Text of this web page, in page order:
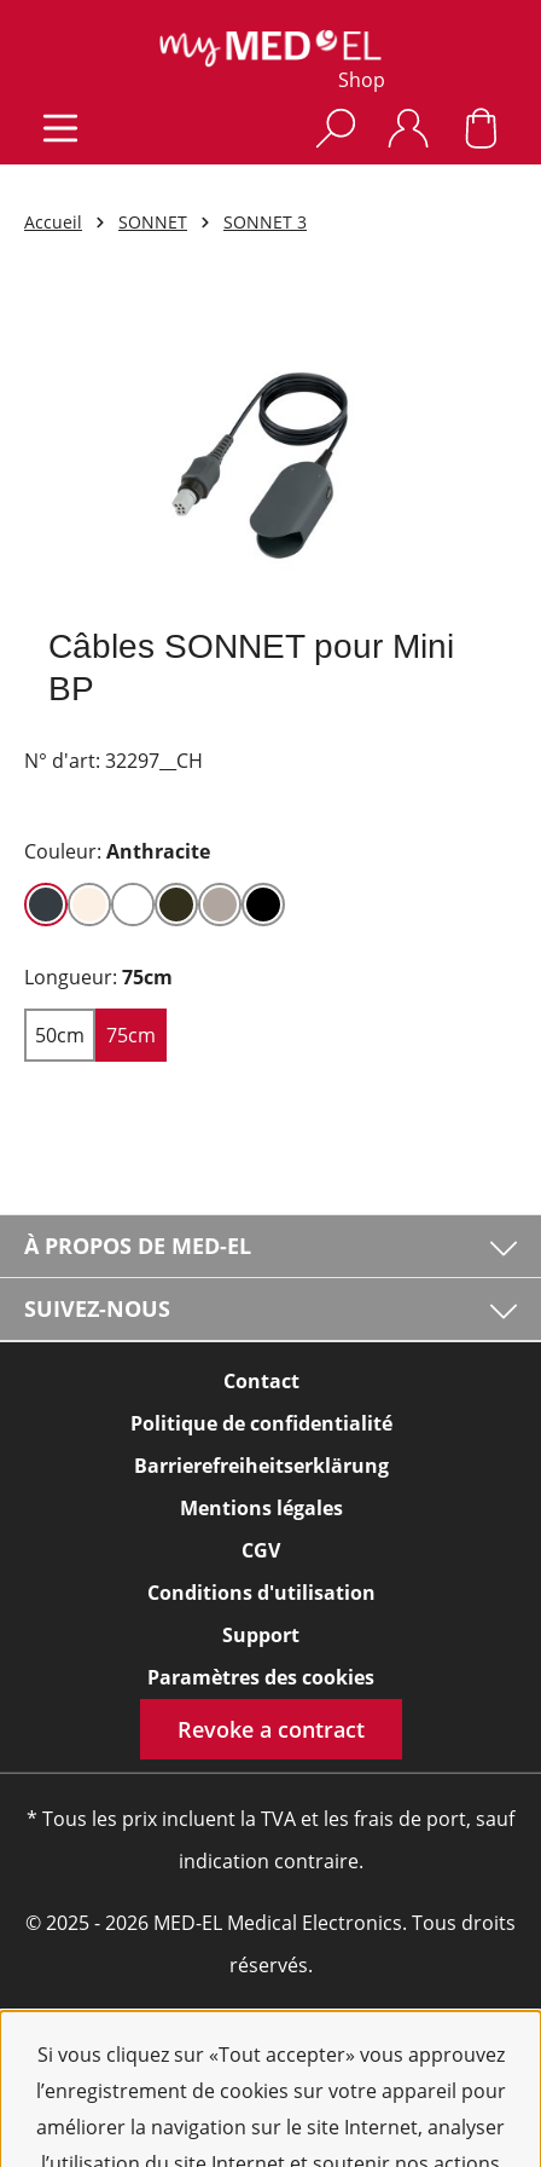
Si vous cliquez sur «Tout accepter» vous approuvez
l’enregistrement de cookies sur votre appareil pour
améliorer la navigation sur le site Internet, analyser
Shop
Accueil SONNET SONNET 3
Câbles SONNET pour Mini
BP
N° d'art: 32297__CH
Couleur: Anthracite
Longueur: 75cm
50cm 75cm
À PROPOS DE MED-EL
SUIVEZ-NOUS
Contact
Politique de confidentialité
Barrierefreiheitserklärung
Mentions légales
CGV
Conditions d'utilisation
Support
Paramètres des cookies
Revoke a contract
* Tous les prix incluent la TVA et les frais de port, sauf
indication contraire.
© 2025 - 2026 MED-EL Medical Electronics. Tous droits
réservés.